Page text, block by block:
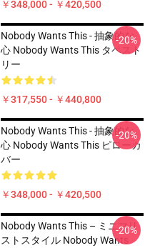
￥348,000 - ￥420,500
Nobody Wants This - 抽象的な
心 Nobody Wants This タペスト
リー
￥317,550 - ￥440,800
-20%
Nobody Wants This - 抽象的な
心 Nobody Wants This ピローカ
バー
￥348,000 - ￥420,500
-20%
Nobody Wants This – ミニマリ
ストスタイル Nobody Wants
-20%